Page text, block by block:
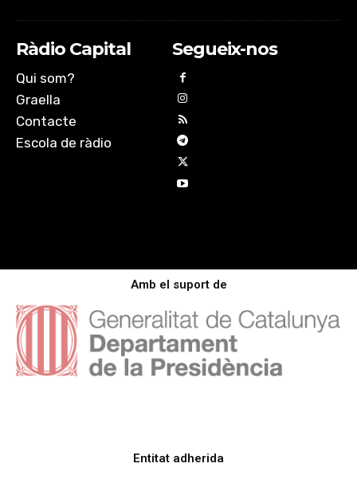
Ràdio Capital
Qui som?
Graella
Contacte
Escola de ràdio
Segueix-nos
Amb el suport de
Entitat adherida